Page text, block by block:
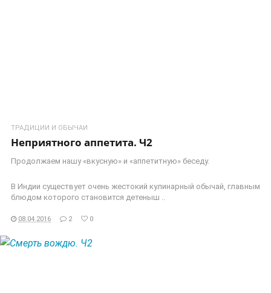
ТРАДИЦИИ И ОБЫЧАИ
Неприятного аппетита. Ч2
Продолжаем нашу «вкусную» и «аппетитную» беседу.
В Индии существует очень жестокий кулинарный обычай, главным
блюдом которого становится детеныш ..
08.04.2016 2 0